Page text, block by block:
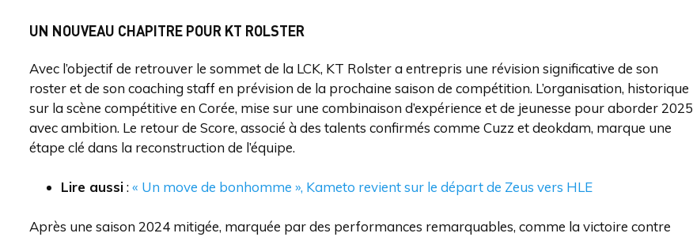
UN NOUVEAU CHAPITRE POUR KT ROLSTER
Avec l’objectif de retrouver le sommet de la LCK, KT Rolster a entrepris une révision significative de son
roster et de son coaching staff en prévision de la prochaine saison de compétition. L’organisation, historique
sur la scène compétitive en Corée, mise sur une combinaison d’expérience et de jeunesse pour aborder 2025
avec ambition. Le retour de Score, associé à des talents confirmés comme Cuzz et deokdam, marque une
étape clé dans la reconstruction de l’équipe.
Lire aussi:« Un move de bonhomme », Kameto revient sur le départ de Zeus vers HLE
Après une saison 2024 mitigée, marquée par des performances remarquables, comme la victoire contre